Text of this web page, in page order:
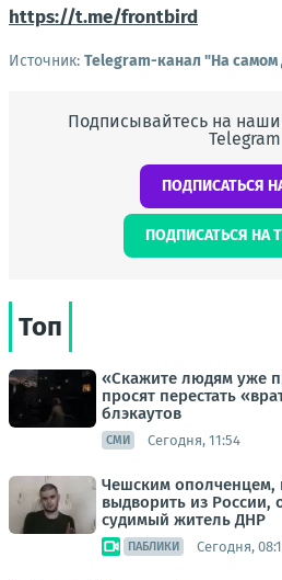
https://t.me/frontbird
Источник: Telegram-канал "На самом
Подписывайтесь на
Telegram
ПОДПИСАТЬСЯ
ПОДПИСАТЬСЯ НА
Топ
«Скажите людям уже
просят перестать
блэкаутов
СМИ Сегодня, 11:54
Чешским ополченцем,
выдворить из России,
судимый житель ДНР
ПАБЛИКИ Сегодня,